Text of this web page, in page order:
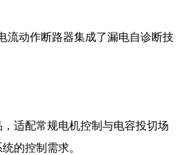
流动作断路器集成了漏电自诊断技
适配常规电机控制与电容投切场
的控制需求。